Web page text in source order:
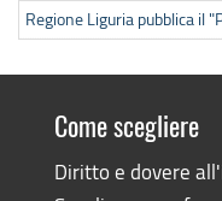
Regione Liguria pubblica il
Come scegliere
Diritto e dovere